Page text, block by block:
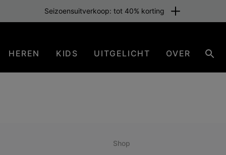
Seizoensuitverkoop: tot 40% korting
HEREN KIDS UITGELICHT OVER
Shop